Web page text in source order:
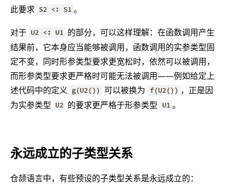
此要求 S2 <: S1 。
对于 U2 <: U1 的部分，可以这样理解：在函数调用产生
结果前，它本身应当能够被调用，函数调用的实参类型固
定不变，同时形参类型要求更宽松时，依然可以被调用，
而形参类型要求更严格时可能无法被调用——例如给定上
述代码中的定义 g(U2()) 可以被换为 f(U2()) ，正是因
为实参类型 U2 的要求更严格于形参类型 U1 。
永远成立的子类型关系
仓颉语言中，有些预设的子类型关系是永远成立的：